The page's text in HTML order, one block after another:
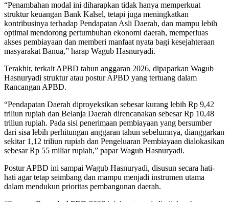
“Penambahan modal ini diharapkan tidak hanya memperkuat
struktur keuangan Bank Kalsel, tetapi juga meningkatkan
kontribusinya terhadap Pendapatan Asli Daerah, dan mampu lebih
optimal mendorong pertumbuhan ekonomi daerah, memperluas
akses pembiayaan dan memberi manfaat nyata bagi kesejahteraan
masyarakat Banua,” harap Wagub Hasnuryadi.
Terakhir, terkait APBD tahun anggaran 2026, dipaparkan Wagub
Hasnuryadi struktur atau postur APBD yang tertuang dalam
Rancangan APBD.
“Pendapatan Daerah diproyeksikan sebesar kurang lebih Rp 9,42
triliun rupiah dan Belanja Daerah direncanakan sebesar Rp 10,48
triliun rupiah. Pada sisi penerimaan pembiayaan yang bersumber
dari sisa lebih perhitungan anggaran tahun sebelumnya, dianggarkan
sekitar 1,12 triliun rupiah dan Pengeluaran Pembiayaan dialokasikan
sebesar Rp 55 miliar rupiah,” papar Wagub Hasnuryadi.
Postur APBD ini sampai Wagub Hasnuryadi, disusun secara hati-
hati agar tetap seimbang dan mampu menjadi instrumen utama
dalam mendukun prioritas pembangunan daerah.